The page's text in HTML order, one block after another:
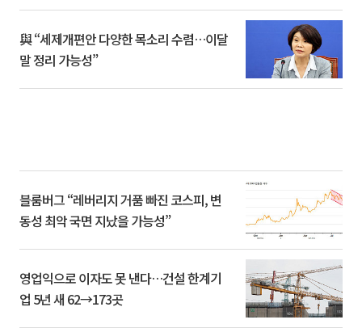
與 “세제개편안 다양한 목소리 수렴…이달
말 정리 가능성”
블룸버그 “레버리지 거품 빠진 코스피, 변
동성 최악 국면 지났을 가능성”
영업익으로 이자도 못 낸다…건설 한계기
업 5년 새 62→173곳